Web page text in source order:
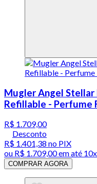
Mugler Angel Stellar
Refillable - Perfume
R$ 1.709,00
Desconto
R$ 1.401,38 no PIX
ou R$ 1.709,00em até
COMPRAR AGORA